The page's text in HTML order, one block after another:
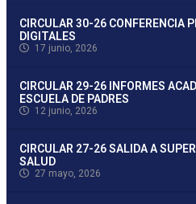
CIRCULAR 30-26 CONFERENCIA
DIGITALES
17 junio, 2026
CIRCULAR 29-26 INFORMES
ESCUELA DE PADRES
12 junio, 2026
CIRCULAR 27-26 SALIDA A
SALUD
27 mayo, 2026